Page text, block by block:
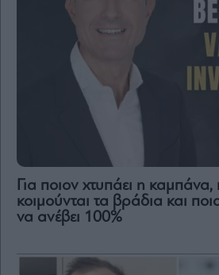
Για ποιον χτυπάει η καμπάνα,
κοιμούνται τα βράδια και
να ανέβει 100%